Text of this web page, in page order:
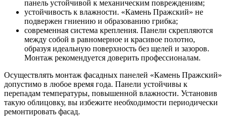
панель устойчивой к механическим повреждениям;
устойчивость к влажности. «Камень Пражский» не
подвержен гниению и образованию грибка;
современная система крепления. Панели скрепляются
между собой в равномерное и красивое полотно,
образуя идеальную поверхность без щелей и зазоров.
Монтаж рекомендуется доверить профессионалам.
Осуществлять монтаж фасадных панелей «Камень Пражский»
допустимо в любое время года. Панели устойчивы к
перепадам температуры, повышенной влажности. Установив
такую облицовку, вы избежите необходимости периодически
ремонтировать фасад.